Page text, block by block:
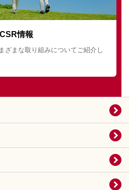
CSR情報
ざまな取り組みについてご紹介し